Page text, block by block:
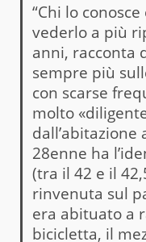
“Chi lo
vederlo a più
anni, racconta
sempre più
con scarse
molto
dall’abitazione
28enne ha
(tra il 42 e il
rinvenuta sul
era abituato a
bicicletta, il